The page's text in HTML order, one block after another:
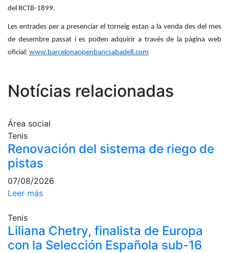
Cuadros de
Cuadro de
Honor
Fotos
Normativa
Pádel
Escuela de
Pádel
Campeonato
Social de Pádel
Cuadro
d'Honor
del RCTB-1899.
Les entrades per a presenciar el torneig estan a la venda des del mes
de desembre passat i es poden adquirir a través de la pàgina web
oficial: www.barcelonaopenbancsabadell.com
Notícias relacionadas
Área social
Tenis
Renovación del sistema de riego de
pistas
07/08/2026
Leer más
Tenis
Liliana Chetry, finalista de Europa
con la Selección Española sub-16